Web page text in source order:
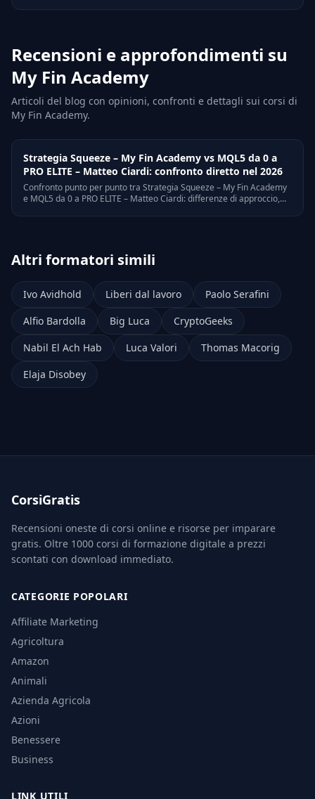
Recensioni e approfondimenti su
My Fin Academy
Articoli del blog con opinioni, confronti e dettagli sui corsi di
My Fin Academy.
Strategia Squeeze – My Fin Academy vs MQL5 da 0 a
PRO ELITE – Matteo Ciardi: confronto diretto nel 2026
Confronto punto per punto tra Strategia Squeeze – My Fin Academy
e MQL5 da 0 a PRO ELITE – Matteo Ciardi: differenze di approccio,
Altri formatori simili
Ivo Avidhold Liberi dal lavoro
Paolo Serafini
Alfio Bardolla
Big Luca
CryptoGeeks
Nabil El Ach Hab
Luca Valori
Thomas Macorig
Elaja Disobey
CorsiGratis
Recensioni oneste di corsi online e risorse per imparare
gratis. Oltre 1000 corsi di formazione digitale a prezzi
scontati con download immediato.
CATEGORIE POPOLARI
Affiliate Marketing
Agricoltura
Amazon
Animali
Azienda Agricola
Azioni
Benessere
Business
LINK UTILI